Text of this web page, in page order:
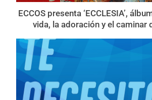
ECCOS presenta ‘ECCLESIA’,
vida, la adoración y el caminar